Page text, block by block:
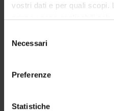
vostri dati e per quali scopi.
privacy sono applicabili
modificare o revocare il
momento dalla
raccogliere
delNecessari
Preferenze
Statistiche
UFFICI E STRUTTURE DI
BIBLIOTECHE